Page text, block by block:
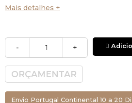
fungicida e inseticida
Estrutura em madeira.
Repelente à água.
Capacidade 40l.
Peso: 13Kg
Adequado para áreas
Mais detalhes +
- +
ORÇAMENTAR
Envio Portugal Continental 10 a 20